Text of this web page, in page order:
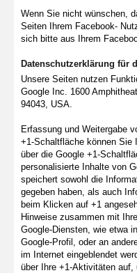
Wenn Sie nicht wünschen,
Seiten Ihrem Facebook-
sich bitte aus Ihrem
Datenschutzerklärung für
Unsere Seiten nutzen
Google Inc. 1600
94043, USA.
Erfassung und Weitergabe
+1-Schaltfläche können Sie
über die Google +1-
personalisierte Inhalte von
speichert sowohl die
gegeben haben, als auch
beim Klicken auf +1
Hinweise zusammen mit
Google-Diensten, wie etwa
Google-Profil, oder an
im Internet eingeblendet
über Ihre +1-Aktivitäten auf,